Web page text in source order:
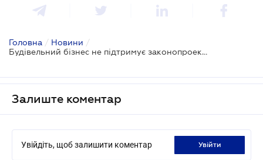
Головна / Новини /
Будівельний бізнес не підтримує законопроект щодо протидії хаотичній забудові
Залиште коментар
Увійдіть, щоб залишити коментар увійти